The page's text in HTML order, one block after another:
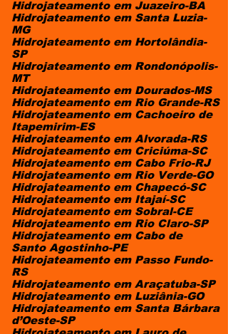
Hidrojateamento em Juazeiro-BA
Hidrojateamento em Santa Luzia-
MG
Hidrojateamento em Hortolândia-
SP
Hidrojateamento em Rondonópolis-
MT
Hidrojateamento em Dourados-MS
Hidrojateamento em Rio Grande-RS
Hidrojateamento em Cachoeiro de
Itapemirim-ES
Hidrojateamento em Alvorada-RS
Hidrojateamento em Criciúma-SC
Hidrojateamento em Cabo Frio-RJ
Hidrojateamento em Rio Verde-GO
Hidrojateamento em Chapecó-SC
Hidrojateamento em Itajaí-SC
Hidrojateamento em Sobral-CE
Hidrojateamento em Rio Claro-SP
Hidrojateamento em Cabo de
Santo Agostinho-PE
Hidrojateamento em Passo Fundo-
RS
Hidrojateamento em Araçatuba-SP
Hidrojateamento em Luziânia-GO
Hidrojateamento em Santa Bárbara
d’Oeste-SP